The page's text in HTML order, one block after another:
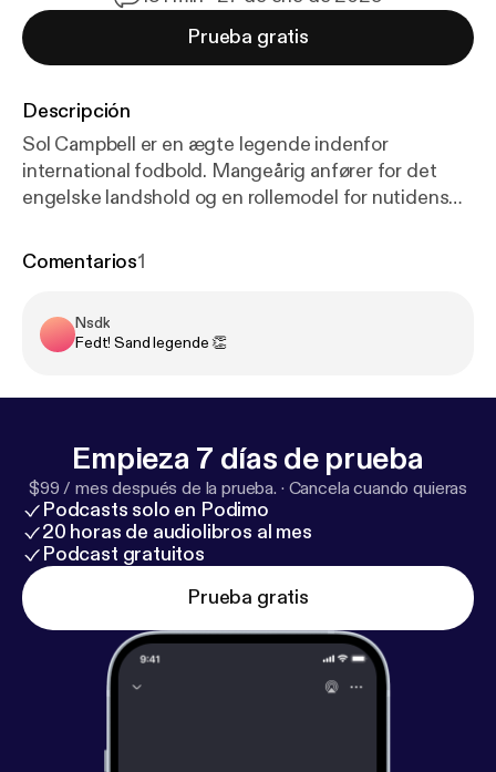
Prueba gratis
Descripción
Sol Campbell er en ægte legende indenfor
international fodbold. Mangeårig anfører for det
engelske landshold og en rollemodel for nutidens
EXTRAORDINARY kan du glæde dig til en
Campbell. Sol deler sine tanker om ledelse og
teamwork, og hvordan hans mange erfaringer fra
EXTRAORDINARY podcasten.
Comentarios1
Nsdk
Fedt! Sand legende 👏
Empieza 7 días de prueba
$99 / mes después de la prueba. · Cancela cuando quieras
Podcasts solo en Podimo
20 horas de audiolibros al mes
Podcast gratuitos
Prueba gratis